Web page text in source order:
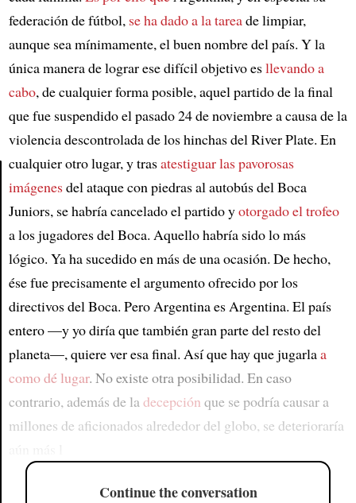
Article
federación de fútbol, se ha dado a la tareade limpiar,
aunque sea mínimamente, el buen nombre del país. Y la
única manera de lograr ese difícil objetivo esllevando a
cabo, de cualquier forma posible, aquel partido de la final
que fue suspendido el pasado 24 de noviembre a causa de la
violencia descontrolada de los hinchas del River Plate. En
cualquier otro lugar, y trasatestiguar las pavorosas
imágenesdel ataque con piedras al autobús del Boca
Juniors, se habría cancelado el partido yotorgado el trofeo
a los jugadores del Boca. Aquello habría sido lo más
lógico. Ya ha sucedido en más de una ocasión. De hecho,
ése fue precisamente el argumento ofrecido por los
directivos del Boca. Pero Argentina es Argentina. El país
entero —y yo diría que también gran parte del resto del
planeta—, quiere ver esa final. Así que hay que jugarlaa
como dé lugar. No existe otra posibilidad. En caso
contrario, además de ladecepción que se podría causar a
millones de aficionados alrededor del globo, se deterioraría
Continue the conversation